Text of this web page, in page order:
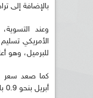
بالإضافة إلى
وعند
للبرميل، وهو
كما صعد سعر
أبريل بنحو 0.9 بالمائة إلى 61.09 دولار للبرميل.